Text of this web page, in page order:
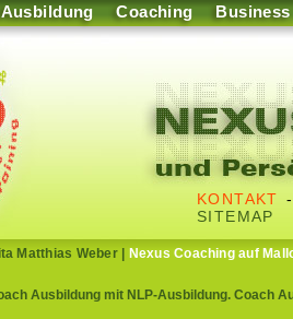
Coaching Business
KONTAKT
SITEMAP
Matthias Weber| Nexus Coaching auf
Ausbildung mit NLP-Ausbildung. Coach